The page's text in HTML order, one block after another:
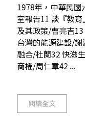
1978年，中華民國
室報告11 談『教
及其政策/曹亮吉
台灣的能源建設/
融合/杜蘭32 快滋
商榷/周仁章42 ...
閱讀全文